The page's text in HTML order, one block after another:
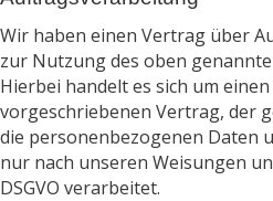
Wir haben einen Vertrag über
zur Nutzung des oben
Hierbei handelt es sich um
vorgeschriebenen Vertrag, der
die personenbezogenen Daten
nur nach unseren Weisungen
DSGVO verarbeitet.